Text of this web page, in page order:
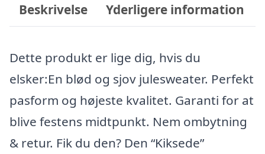
Beskrivelse Yderligere information
Dette produkt er lige dig, hvis du
elsker:En blød og sjov julesweater. Perfekt
pasform og højeste kvalitet. Garanti for at
blive festens midtpunkt. Nem ombytning
& retur. Fik du den? Den “Kiksede”